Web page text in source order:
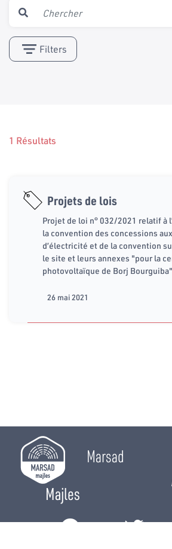
Filters
1 Résultats
Projets de lois
Projet de loi n° 032/2021 relatif à
la convention des concessions
d’électricité et de la convention
le site et leurs annexes "pour la
photovoltaïque de Borj Bourguiba"
26 mai 2021
Marsad
Majles